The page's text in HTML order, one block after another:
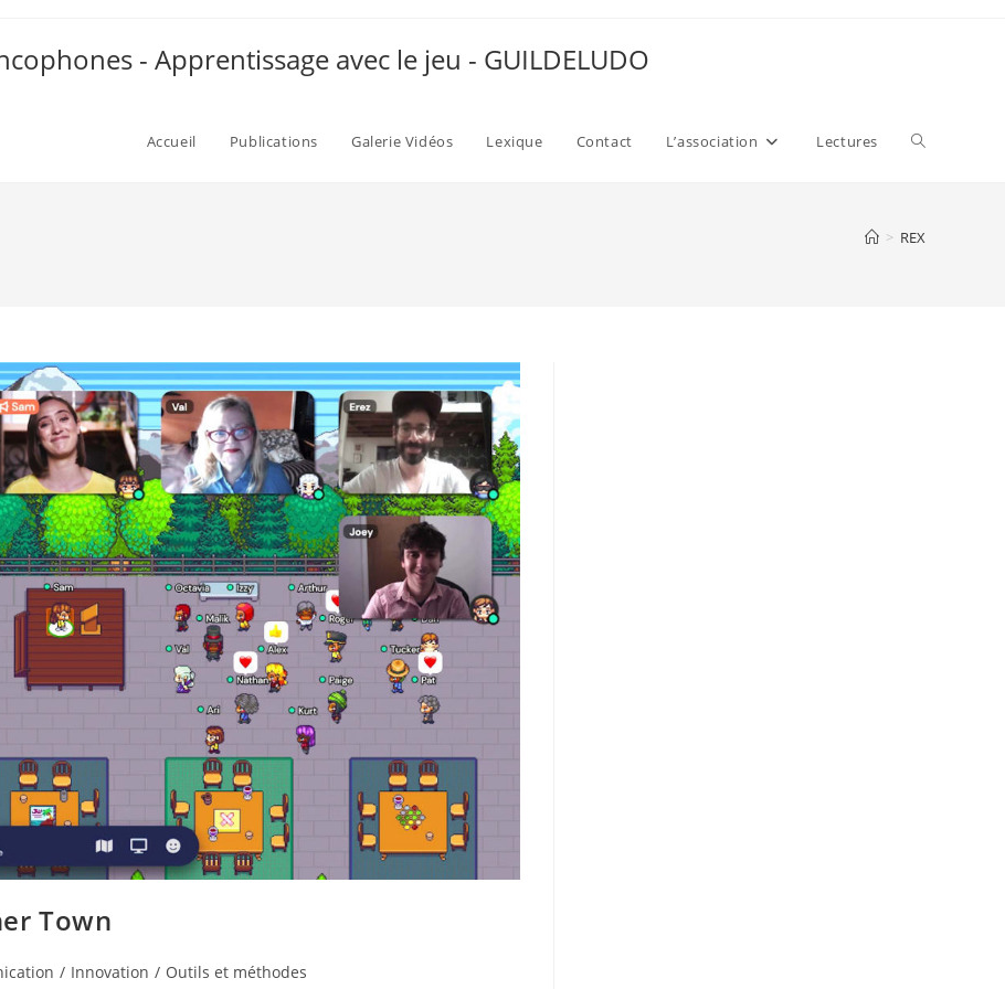
- Apprentissage avec le jeu - GUILDELUDO
Accueil Publications Galerie Vidéos Lexique Contact L’association Lectures Toggle
> REX
Town
/ Innovation / Outils et méthodes